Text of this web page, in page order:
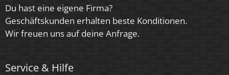
Energieeffizienzklasse
F, G
4 Jahre
Du hast eine eigene Firma?
Geschäftskunden erhalten beste Konditionen.
Wir freuen uns auf deine Anfrage.
Service & Hilfe